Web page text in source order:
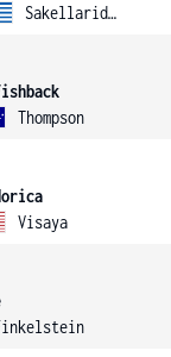
Sakellaridis
Thompson
Visaya